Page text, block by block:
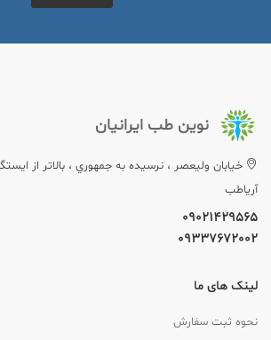
نوین طب ایرانیان
خيابان وليعصر ، نرسيده به جمهوري ، بالاتر از
آریاطب
09021429565
09337672002
لینک های ما
نحوه ثبت سفارش